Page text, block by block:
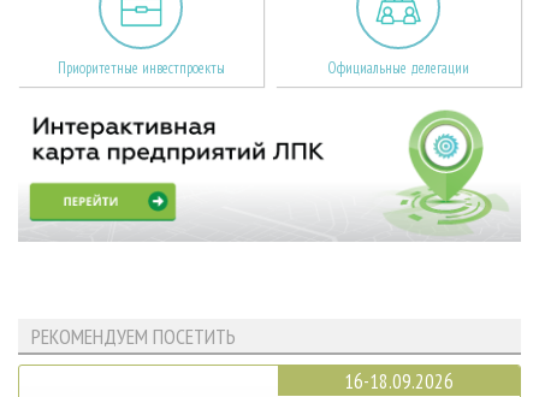
Приоритетные инвестпроекты Официальные делегации
РЕКОМЕНДУЕМ ПОСЕТИТЬ
16-18.09.2026